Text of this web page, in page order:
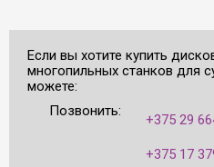
Если вы хотите купить
многопильных станков для
можете:
Позвонить:
+375 29
+375 17